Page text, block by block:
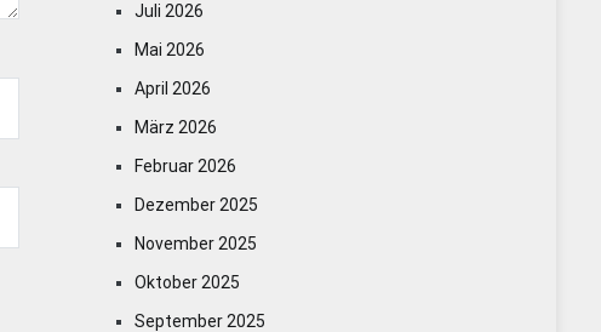
Juli 2026
Mai 2026
April 2026
März 2026
Februar 2026
Dezember 2025
November 2025
Oktober 2025
September 2025